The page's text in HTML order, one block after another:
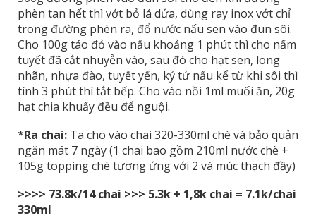
phèn tan hết thì vớt bỏ lá dứa, dùng ray inox vớt chỉ
trong đường phèn ra, đổ nước nấu sen vào đun sôi.
Cho 100g táo đỏ vào nấu khoảng 1 phút thì cho nấm
tuyết đã cắt nhuyễn vào, sau đó cho hạt sen, long
nhãn, nhựa đào, tuyết yến, kỷ tử nấu kể từ khi sôi thì
tính 3 phút thì tắt bếp. Cho vào nồi 1ml muối ăn, 20g
hạt chia khuấy đều để nguội.
*Ra chai: Ta cho vào chai 320-330ml chè và bảo quản
ngăn mát 7 ngày (1 chai bao gồm 210ml nước chè +
105g topping chè tương ứng với 2 vá múc thạch đầy)
>>>> 73.8k/14 chai >>> 5.3k + 1,8k chai = 7.1k/chai
330ml